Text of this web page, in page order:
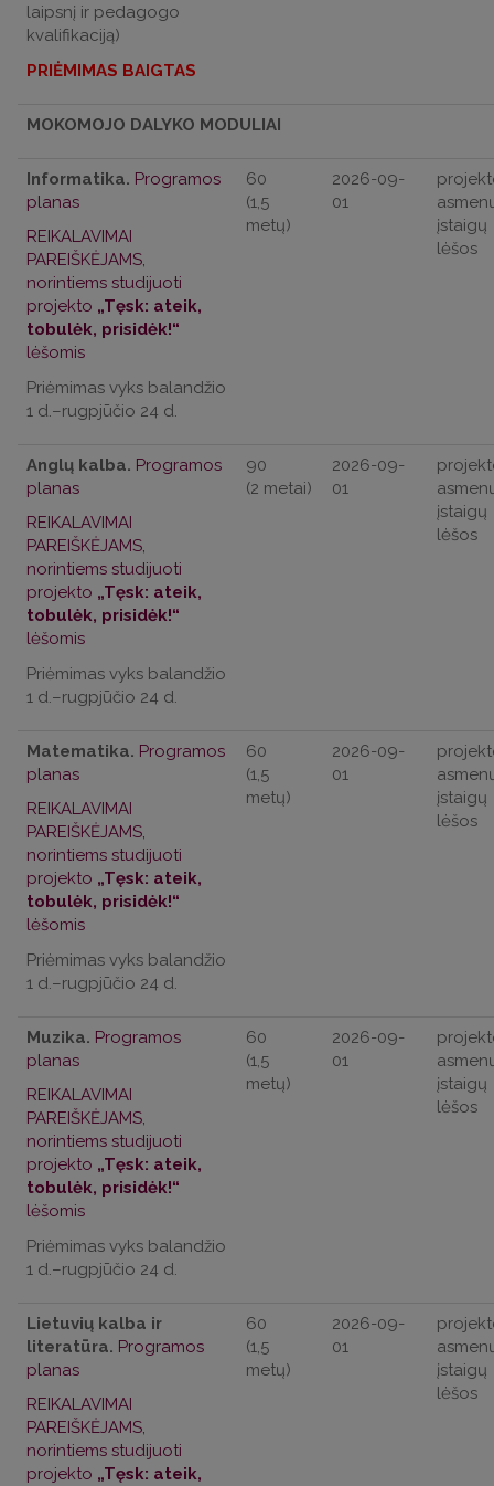
laipsnį ir pedagogo
kvalifikaciją)
PRIĖMIMAS BAIGTAS
MOKOMOJO DALYKO MODULIAI
Informatika. Programos
planas
REIKALAVIMAI
PAREIŠKĖJAMS,
norintiems studijuoti
projekto „Tęsk: ateik,
tobulėk, prisidėk!“
lėšomis
Priėmimas vyks balandžio
1 d.–rugpjūčio 24 d.
60
(1,5
metų)
2026-09-
01
įstaigų
lėšos
Anglų kalba. Programos
planas
REIKALAVIMAI
PAREIŠKĖJAMS,
norintiems studijuoti
projekto „Tęsk: ateik,
tobulėk, prisidėk!“
lėšomis
Priėmimas vyks balandžio
1 d.–rugpjūčio 24 d.
90
(2 metai)
2026-09-
01
įstaigų
lėšos
Matematika. Programos
planas
REIKALAVIMAI
PAREIŠKĖJAMS,
norintiems studijuoti
projekto „Tęsk: ateik,
tobulėk, prisidėk!“
lėšomis
Priėmimas vyks balandžio
1 d.–rugpjūčio 24 d.
60
(1,5
metų)
2026-09-
01
įstaigų
lėšos
Muzika. Programos
planas
REIKALAVIMAI
PAREIŠKĖJAMS,
norintiems studijuoti
projekto „Tęsk: ateik,
tobulėk, prisidėk!“
lėšomis
Priėmimas vyks balandžio
1 d.–rugpjūčio 24 d.
60
(1,5
metų)
2026-09-
01
įstaigų
lėšos
Lietuvių kalba ir
literatūra. Programos
planas
REIKALAVIMAI
PAREIŠKĖJAMS,
norintiems studijuoti
projekto „Tęsk: ateik,
60
(1,5
metų)
2026-09-
01
įstaigų
lėšos